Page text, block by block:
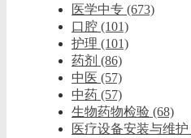
医学中专 (673)
口腔 (101)
护理 (101)
药剂 (86)
中医 (57)
中药 (57)
生物药物检验 (68)
医疗设备安装与维护